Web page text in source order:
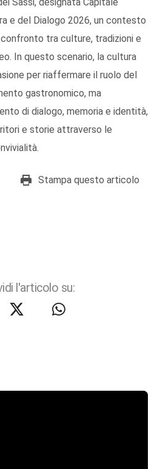
e del Dialogo 2026, un contesto
tra culture, tradizioni e
In questo scenario, la cultura
per riaffermare il ruolo del
gastronomico, ma
di dialogo, memoria e identità,
e storie attraverso le
Stampa questo articolo
l'articolo su: